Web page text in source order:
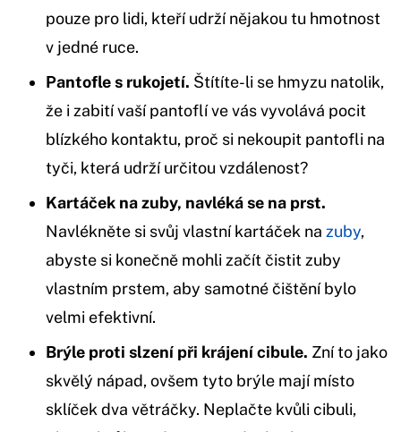
pouze pro lidi, kteří udrží nějakou tu hmotnost
v jedné ruce.
Pantofle s rukojetí. Štítíte-li se hmyzu natolik,
že i zabití vaší pantoflí ve vás vyvolává pocit
blízkého kontaktu, proč si nekoupit pantofli na
tyči, která udrží určitou vzdálenost?
Kartáček na zuby, navléká se na prst.
Navlékněte si svůj vlastní kartáček na zuby,
abyste si konečně mohli začít čistit zuby
vlastním prstem, aby samotné čištění bylo
velmi efektivní.
Brýle proti slzení při krájení cibule. Zní to jako
skvělý nápad, ovšem tyto brýle mají místo
sklíček dva větráčky. Neplačte kvůli cibuli,